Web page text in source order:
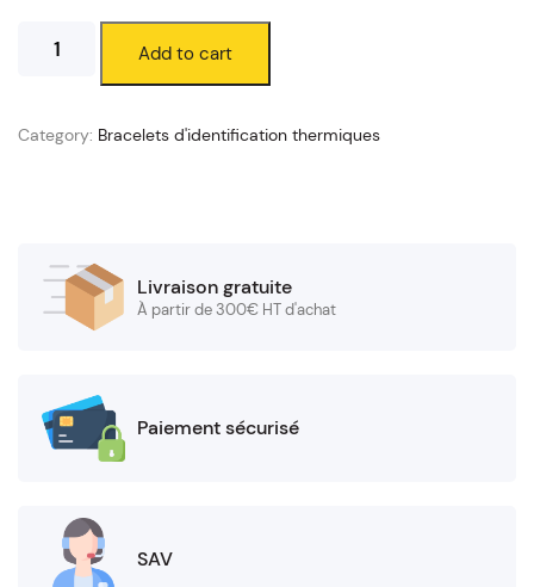
Add to cart
Category: Bracelets d'identification thermiques
Livraison gratuite
À partir de 300€ HT d'achat
Paiement sécurisé
SAV